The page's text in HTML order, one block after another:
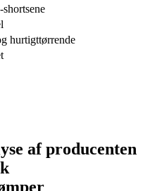
hurtigttørrende
af producenten